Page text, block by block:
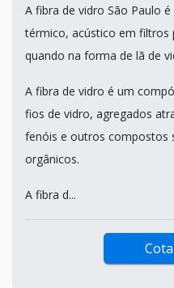
A fibra de vidro São Paulo
térmico, acústico em filtros
quando na forma de lã de
A fibra de vidro é um
fios de vidro, agregados
fenóis e outros compostos
orgânicos.
A fibra d...